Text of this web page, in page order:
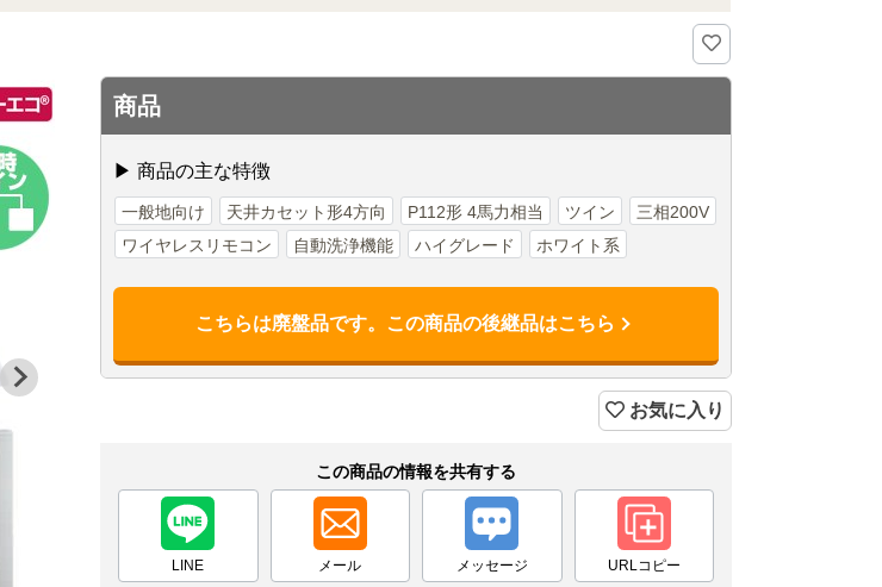
商品
▶ 商品の主な特徴
一般地向け 天井カセット形4方向 P112形 4馬力相当 ツイン
三相200V
ワイヤレスリモコン
自動洗浄機能 ハイグレード ホワイト系
こちらは廃盤品です。この商品の後継品はこちら
お気に入り
この商品の情報を共有する
LINE メール メッセージ URLコピー